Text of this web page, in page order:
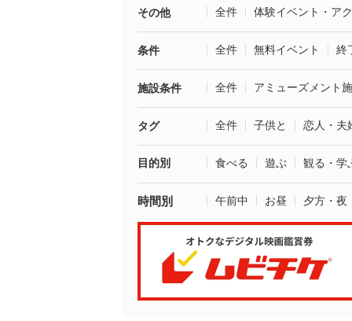
その他 全件 体験イベント・ア
条件 全件 無料イベント 終
施設条件 全件 アミューズメント
タグ 全件 子供と 恋人・夫
目的別 食べる 遊ぶ 観る・学
時間別 午前中 お昼 夕方・夜